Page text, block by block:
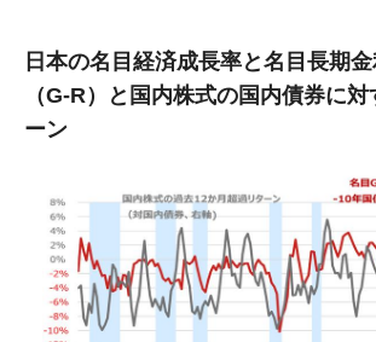
日本の名目経済成長率と名目長期
（G-R）と国内株式の国内債券に
ーン